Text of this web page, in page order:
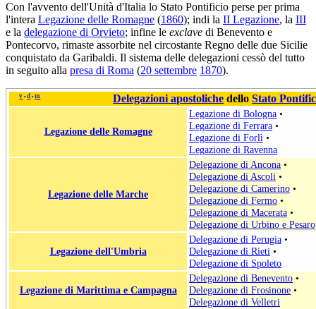
Con l'avvento dell'Unità d'Italia lo Stato Pontificio perse per prima
l'intera Legazione delle Romagne (1860); indi la II Legazione, la III
e la delegazione di Orvieto; infine le exclave di Benevento e
Pontecorvo, rimaste assorbite nel circostante Regno delle due Sicilie
conquistato da Garibaldi. Il sistema delle delegazioni cessò del tutto
in seguito alla presa di Roma (20 settembre 1870).
v • d • m Delegazioni apostoliche delloStato
Legazione delle Romagne
Legazione di Bologna •
Legazione di Ferrara •
Legazione di Forlì •
Legazione di Ravenna
Legazione delle Marche
Delegazione di Ancona •
Delegazione di Ascoli •
Delegazione di Camerino •
Delegazione di Fermo •
Delegazione di Macerata •
Delegazione di Urbino e Pesaro
Legazione dell'Umbria
Delegazione di Perugia •
Delegazione di Rieti •
Delegazione di Spoleto
Legazione di Marittima e Campagna
Delegazione di Benevento •
Delegazione di Frosinone •
Delegazione di Velletri